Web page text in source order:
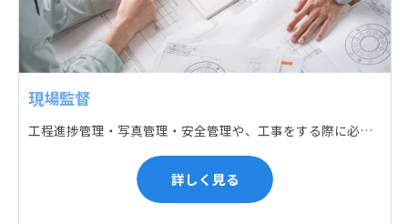
現場監督
工程進捗管理・写真管理・安全管理や、工事をする際に必要な各種書類作成・届出 (申請) などの現場管理業務をお任せします。遅れている箇所のサポートに入るなど、臨機応変な対応が必要になります。
詳しく見る